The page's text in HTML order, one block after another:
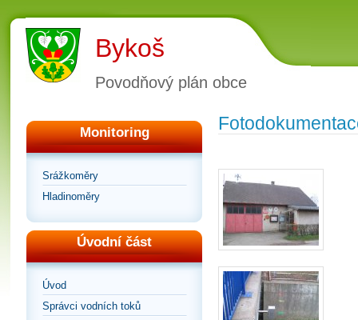
Bykoš
Povodňový plán obce
Monitoring
Srážkoměry
Hladinoměry
Úvodní část
Úvod
Správci vodních toků